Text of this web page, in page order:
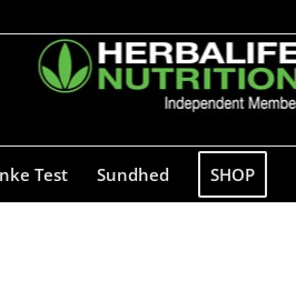
Test Sundhed SHOP